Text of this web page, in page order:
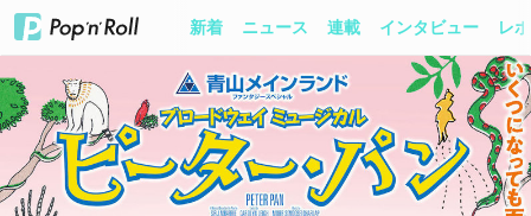
新着 ニュース 連載 インタビュー レ